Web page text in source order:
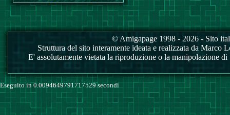
© Amigapage 1998 - 2026 - Sito
Struttura del sito interamente ideata e realizzata da
E' assolutamente vietata la riproduzione o la manipolazione
Eseguito in 0.0094649791717529 secondi